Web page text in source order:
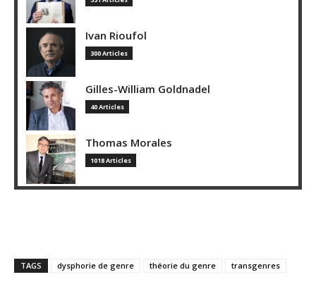
Ivan Rioufol
300 Articles
Gilles-William Goldnadel
40 Articles
Thomas Morales
1018 Articles
TAGS dysphorie de genre théorie du genre transgenres